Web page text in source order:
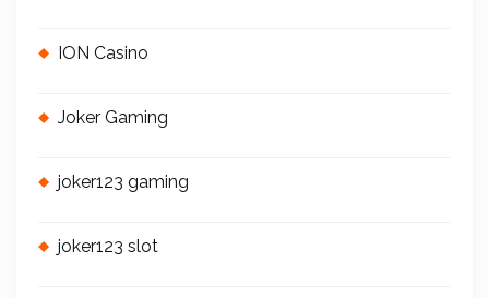
ION Casino
Joker Gaming
joker123 gaming
joker123 slot